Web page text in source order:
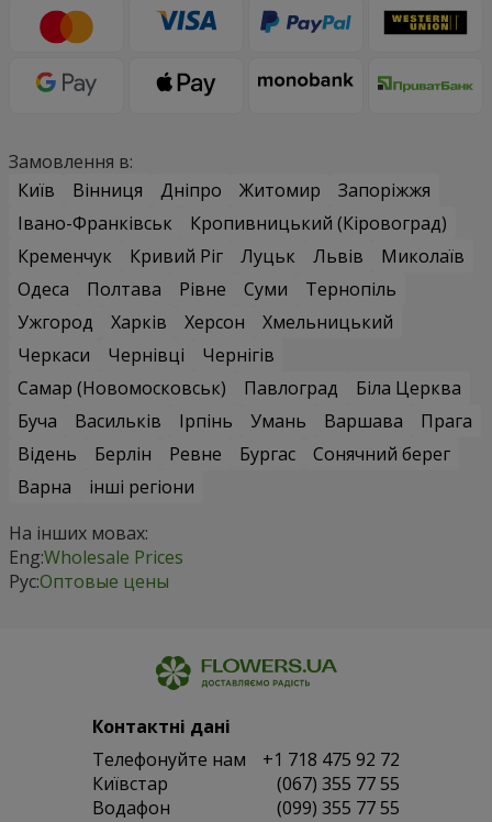
Замовлення в:
Київ
Вінниця Дніпро Житомир
Запоріжжя
Івано-Франківськ
Кропивницький (Кіровоград)
Кременчук
Кривий Ріг Луцьк Львів
Миколаїв
Одеса
Полтава Рівне Суми
Тернопіль
Ужгород
Харків Херсон
Хмельницький
Черкаси
Чернівці
Чернігів
Самар (Новомосковськ)
Павлоград
Біла Церква
Буча
Васильків Ірпінь Умань Варшава
Прага
Відень
Берлін Ревне Бургас
Сонячний берег
Варна
інші регіони
На інших мовах:
Eng:Wholesale Prices
Рус:Оптовые цены
Контактні дані
Телефонуйте нам
+1 718 475 92 72
Київстар
(067) 355 77 55
Водафон
(099) 355 77 55